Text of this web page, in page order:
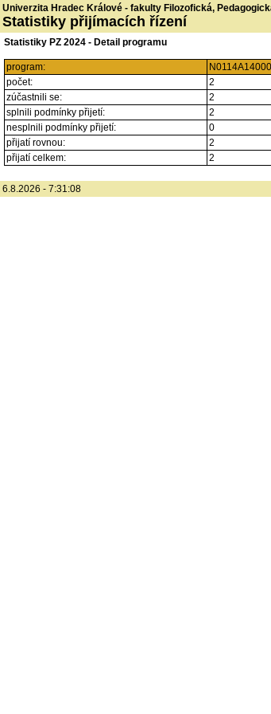
Univerzita Hradec Králové - fakulty Filozofická,
Statistiky přijímacích řízení
Statistiky PZ 2024 - Detail programu
program:
počet:
2
zúčastnili se:
2
splnili podmínky přijetí:
2
nesplnili podmínky přijetí:
0
přijatí rovnou:
2
přijatí celkem:
2
6.8.2026 - 7:31:08